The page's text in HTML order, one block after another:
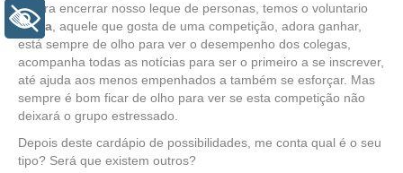
E para encerrar nosso leque de personas, temos o voluntario
atleta , aquele que gosta de uma competição, adora ganhar,
está sempre de olho para ver o desempenho dos colegas,
acompanha todas as notícias para ser o primeiro a se inscrever,
até ajuda aos menos empenhados a também se esforçar. Mas
sempre é bom ficar de olho para ver se esta competição não
deixará o grupo estressado.
Depois deste cardápio de possibilidades, me conta qual é o seu
tipo? Será que existem outros?
+ Acessibilidade